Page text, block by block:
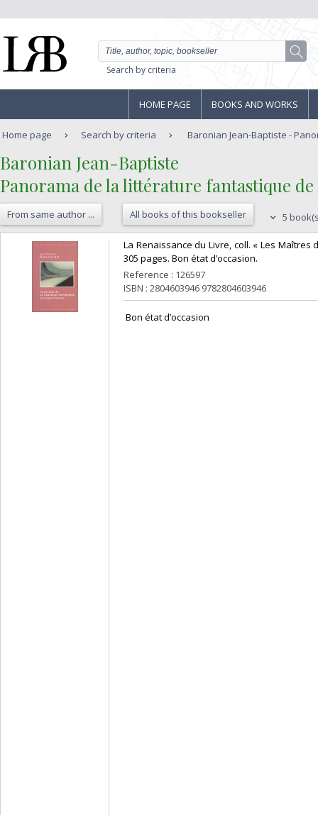
Search by criteria
HOME PAGE BOOKS AND WORKS
Home page Search by criteria Baronian Jean-Baptiste -
‎Baronian Jean-Baptiste‎
‎Panorama de la littérature fantastique
From same author ... All books of this bookseller 5
‎La Renaissance du Livre, coll. « Les Maîtres
305 pages. Bon état d’occasion.‎
Reference : 126597
ISBN : 2804603946 9782804603946
‎ Bon état d’occasion ‎